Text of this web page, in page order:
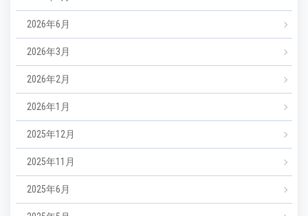
2026年6月
2026年3月
2026年2月
2026年1月
2025年12月
2025年11月
2025年6月